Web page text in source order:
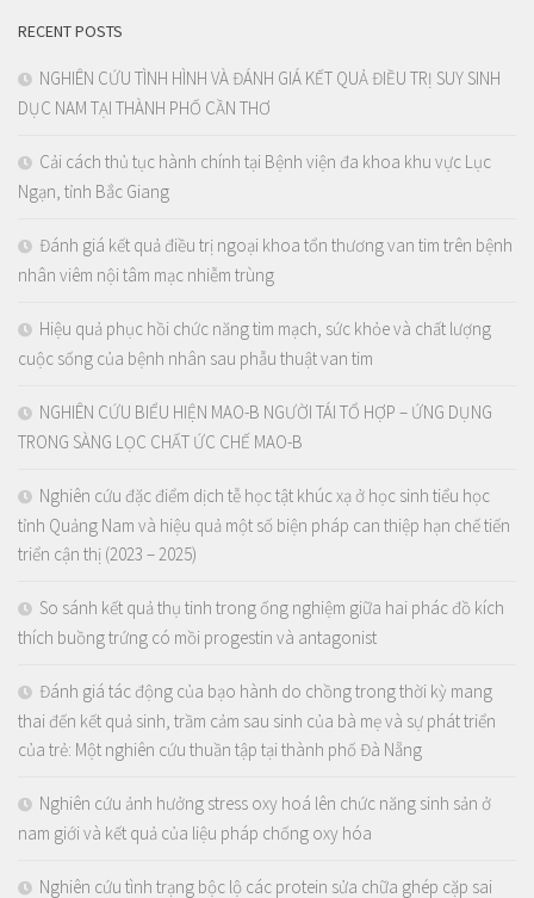
RECENT POSTS
NGHIÊN CỨU TÌNH HÌNH VÀ ĐÁNH GIÁ KẾT QUẢ ĐIỀU TRỊ SUY SINH
DỤC NAM TẠI THÀNH PHỐ CẦN THƠ
Cải cách thủ tục hành chính tại Bệnh viện đa khoa khu vực Lục
Ngạn, tỉnh Bắc Giang
Đánh giá kết quả điều trị ngoại khoa tổn thương van tim trên bệnh
nhân viêm nội tâm mạc nhiễm trùng
Hiệu quả phục hồi chức năng tim mạch, sức khỏe và chất lượng
cuộc sống của bệnh nhân sau phẫu thuật van tim
NGHIÊN CỨU BIỂU HIỆN MAO-B NGƯỜI TÁI TỔ HỢP – ỨNG DỤNG
TRONG SÀNG LỌC CHẤT ỨC CHẾ MAO-B
Nghiên cứu đặc điểm dịch tễ học tật khúc xạ ở học sinh tiểu học
tỉnh Quảng Nam và hiệu quả một số biện pháp can thiệp hạn chế tiến
triển cận thị (2023 – 2025)
So sánh kết quả thụ tinh trong ống nghiệm giữa hai phác đồ kích
thích buồng trứng có mồi progestin và antagonist
Đánh giá tác động của bạo hành do chồng trong thời kỳ mang
thai đến kết quả sinh, trầm cảm sau sinh của bà mẹ và sự phát triển
của trẻ: Một nghiên cứu thuần tập tại thành phố Đà Nẵng
Nghiên cứu ảnh hưởng stress oxy hoá lên chức năng sinh sản ở
nam giới và kết quả của liệu pháp chống oxy hóa
Nghiên cứu tình trạng bộc lộ các protein sửa chữa ghép cặp sai